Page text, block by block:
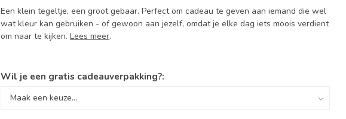
Een klein tegeltje, een groot gebaar. Perfect om cadeau te geven aan iemand die wel
wat kleur kan gebruiken - of gewoon aan jezelf, omdat je elke dag iets moois verdient
om naar te kijken.Lees meer.
Wil je een gratis cadeauverpakking?: